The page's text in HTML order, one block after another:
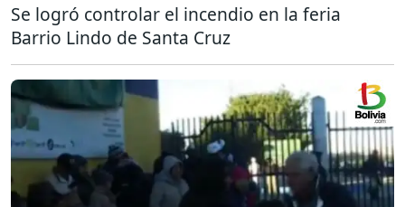
Se logró controlar el incendio en la feria
Barrio Lindo de Santa Cruz